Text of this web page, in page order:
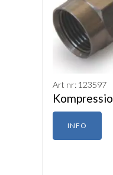
Art nr: 123597
INFO